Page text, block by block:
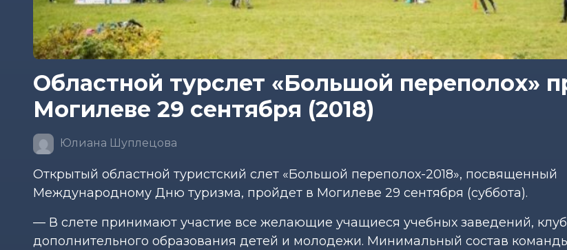
Областной турслет «Большой переполох»
Могилеве 29 сентября (2018)
Юлиана Шуплецова
Открытый областной туристский слет «Большой переполох-2018», посвященный
Международному Дню туризма, пройдет в Могилеве 29 сентября (суббота).
— В слете принимают участие все желающие учащиеся учебных заведений,
дополнительного образования детей и молодежи. Минимальный состав